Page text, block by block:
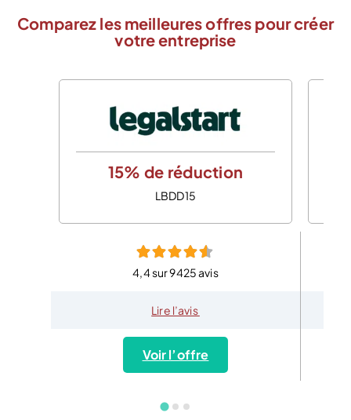
Comparez les meilleures offres pour créer
votre entreprise
15% de réduction
LBDD15
4,4 sur 9425 avis
Lire l’avis
Voir l’offre